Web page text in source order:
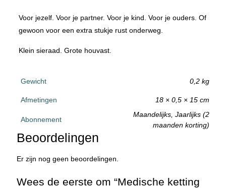
Voor jezelf. Voor je partner. Voor je kind. Voor je ouders. Of
gewoon voor een extra stukje rust onderweg.
Klein sieraad. Grote houvast.
Gewicht 0,2 kg
Afmetingen 18 × 0,5 × 15 cm
Abonnement
Maandelijks, Jaarlijks (2
maanden korting)
Beoordelingen
Er zijn nog geen beoordelingen.
Wees de eerste om “Medische ketting